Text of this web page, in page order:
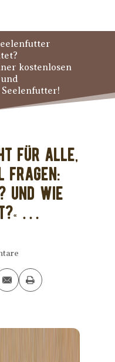
kostenlosen
für alle,
fragen:
Und wie
…